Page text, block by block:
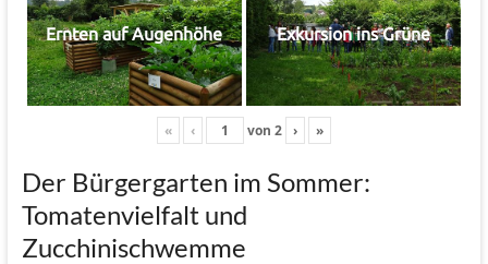
Ernten auf Augenhöhe Exkursion ins Grüne
« ‹ von 2 › »
Der Bürgergarten im Sommer:
Tomatenvielfalt und
Zucchinischwemme